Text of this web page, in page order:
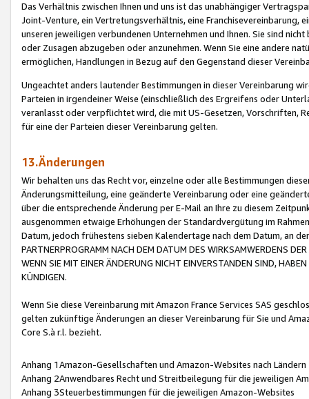
Das Verhältnis zwischen Ihnen und uns ist das unabhängiger
Joint-Venture, ein Vertretungsverhältnis, eine Franchisevereinbarung,
unseren jeweiligen verbundenen Unternehmen und Ihnen. Sie sind
oder Zusagen abzugeben oder anzunehmen. Wenn Sie eine andere
ermöglichen, Handlungen in Bezug auf den Gegenstand dieser
Ungeachtet anders lautender Bestimmungen in dieser Vereinbarung
Parteien in irgendeiner Weise (einschließlich des Ergreifens oder
veranlasst oder verpflichtet wird, die mit US-Gesetzen, Vorschriften,
für eine der Parteien dieser Vereinbarung gelten.
13.Änderungen
Wir behalten uns das Recht vor, einzelne oder alle Bestimmungen
Änderungsmitteilung, eine geänderte Vereinbarung oder eine
über die entsprechende Änderung per E-Mail an Ihre zu diesem
ausgenommen etwaige Erhöhungen der Standardvergütung im
Datum, jedoch frühestens sieben Kalendertage nach dem Datum, an
PARTNERPROGRAMM NACH DEM DATUM DES WIRKSAMWERDENS
WENN SIE MIT EINER ÄNDERUNG NICHT EINVERSTANDEN SIND,
KÜNDIGEN.
Wenn Sie diese Vereinbarung mit Amazon France Services SAS
gelten zukünftige Änderungen an dieser Vereinbarung für Sie und
Core S.à r.l. bezieht.
Anhang 1Amazon-Gesellschaften und Amazon-Websites nach Ländern
Anhang 2Anwendbares Recht und Streitbeilegung für die jeweiligen
Anhang 3Steuerbestimmungen für die jeweiligen Amazon-Websites